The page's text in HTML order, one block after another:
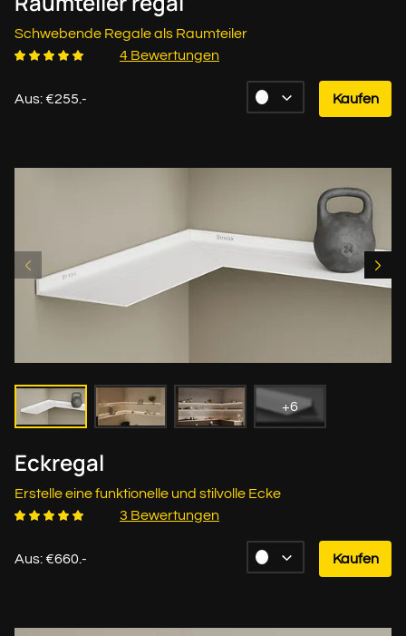
Schwebende Regale als Raumteiler
4 Bewertungen
Aus: €255.- Kaufen
+6
Eckregal
Erstelle eine funktionelle und stilvolle Ecke
3 Bewertungen
Aus: €660.- Kaufen